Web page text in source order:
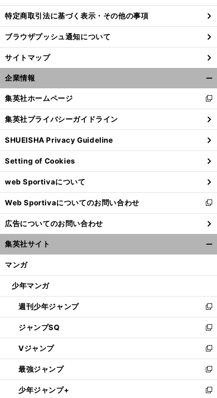
特定商取引法に基づく表示・その他の事項
ブラウザプッシュ通知について
サイトマップ
企業情報
閉
る
集英社ホームページ
新
し
い
ウ
ィ
ン
ド
ウ
で
開
く
集英社プライバシーガイドライン
SHUEISHA Privacy Guideline
Setting of Cookies
web Sportivaについて
Web Sportivaについてのお問い合わせ
新
し
い
ウ
ィ
ン
ウ
開
く
広告についてのお問い合わせ
集英社サイト
マンガ
少年マンガ
週刊少年ジャンプ
新
し
い
ウ
ィ
ン
ド
ウ
で
ジャンプSQ
新
し
い
ウ
ィ
ン
ド
Vジャンプ
新
し
い
ウ
ィ
最強ジャンプ
新
し
い
少年ジャンプ+
新